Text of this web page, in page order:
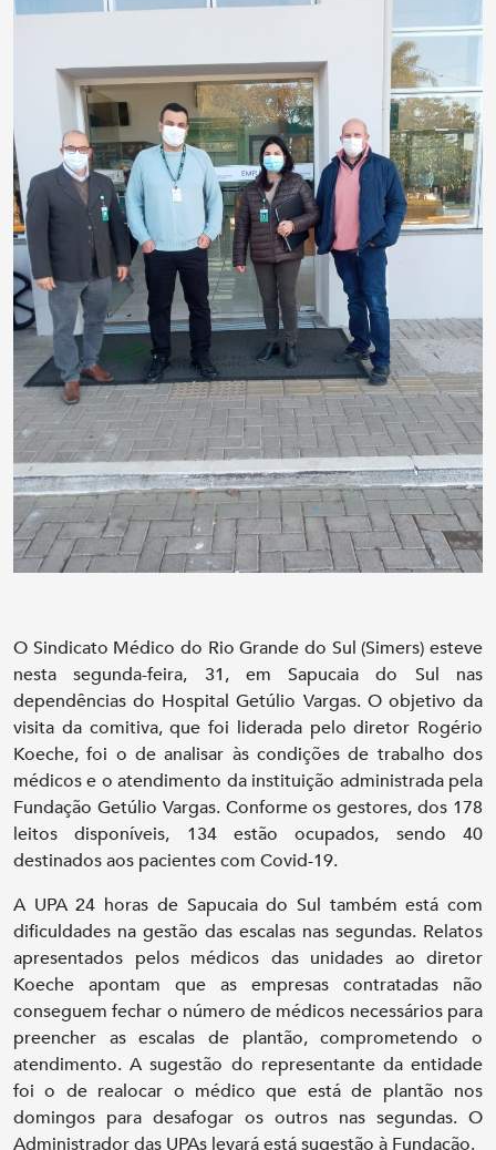
O Sindicato Médico do Rio Grande do Sul (Simers) esteve
nesta segunda-feira, 31, em Sapucaia do Sul nas
dependências do Hospital Getúlio Vargas. O objetivo da
visita da comitiva, que foi liderada pelo diretor Rogério
Koeche, foi o de analisar às condições de trabalho dos
médicos e o atendimento da instituição administrada pela
Fundação Getúlio Vargas. Conforme os gestores, dos 178
leitos disponíveis, 134 estão ocupados, sendo 40
destinados aos pacientes com Covid-19.
A UPA 24 horas de Sapucaia do Sul também está com
dificuldades na gestão das escalas nas segundas. Relatos
apresentados pelos médicos das unidades ao diretor
Koeche apontam que as empresas contratadas não
conseguem fechar o número de médicos necessários para
preencher as escalas de plantão, comprometendo o
atendimento. A sugestão do representante da entidade
foi o de realocar o médico que está de plantão nos
domingos para desafogar os outros nas segundas. O
Administrador das UPAs levará está sugestão à Fundação.